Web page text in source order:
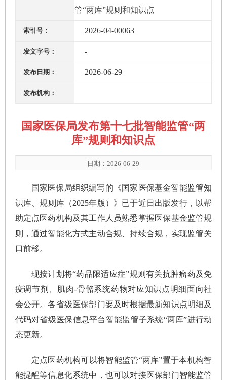
管“两库”规则和知识点
索引号： 2026-04-00063
发文字号： -
发布日期： 2026-06-29
发布机构：
国家医保局发布第十七批智能监管“两
库”规则和知识点
日期：2026-06-29
国家医保局组织编写的《国家医保基金智能监管知
识库、规则库（2025年版）》已于近日出版发行，以帮
助定点医药机构及其工作人员熟悉掌握医保基金监管规
则，通过智能化方式主动合规、持续合规，实现监管关
口前移。
现按计划将“药品限适应症”规则有关抗肿瘤药及免
疫调节剂、肌肉-骨骼系统药物对应知识点明细面向社
会公开。各省级医保部门要及时根据最新知识点明细及
代码对省级医保信息平台智能监管子系统“两库”进行动
态更新。
定点医药机构可以将智能监管“两库”置于本机构智
能提醒等信息化系统中，也可以对接医保部门智能监管